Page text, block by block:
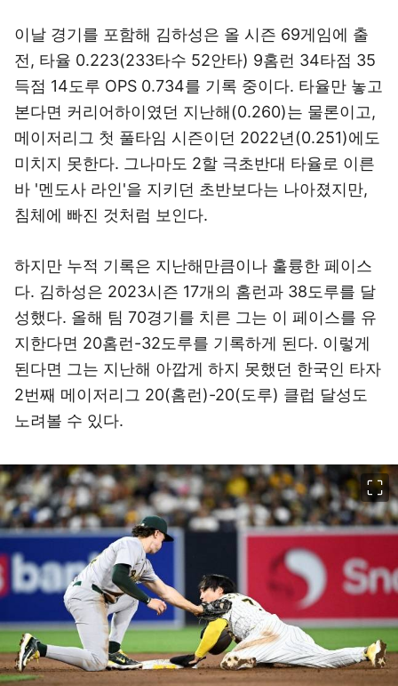
이날 경기를 포함해 김하성은 올 시즌 69게임에 출
전, 타율 0.223(233타수 52안타) 9홈런 34타점 35
득점 14도루 OPS 0.734를 기록 중이다. 타율만 놓고
본다면 커리어하이였던 지난해(0.260)는 물론이고,
메이저리그 첫 풀타임 시즌이던 2022년(0.251)에도
미치지 못한다. 그나마도 2할 극초반대 타율로 이른
바 '멘도사 라인'을 지키던 초반보다는 나아졌지만,
침체에 빠진 것처럼 보인다.
하지만 누적 기록은 지난해만큼이나 훌륭한 페이스
다. 김하성은 2023시즌 17개의 홈런과 38도루를 달
성했다. 올해 팀 70경기를 치른 그는 이 페이스를 유
지한다면 20홈런-32도루를 기록하게 된다. 이렇게
된다면 그는 지난해 아깝게 하지 못했던 한국인 타자
2번째 메이저리그 20(홈런)-20(도루) 클럽 달성도
노려볼 수 있다.